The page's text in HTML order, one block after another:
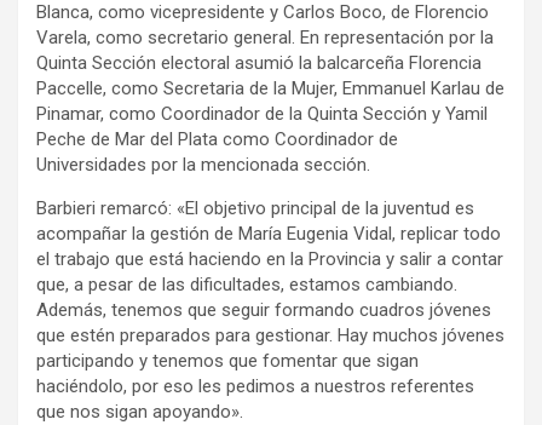
Blanca, como vicepresidente y Carlos Boco, de Florencio
Varela, como secretario general. En representación por la
Quinta Sección electoral asumió la balcarceña Florencia
Paccelle, como Secretaria de la Mujer, Emmanuel Karlau de
Pinamar, como Coordinador de la Quinta Sección y Yamil
Peche de Mar del Plata como Coordinador de
Universidades por la mencionada sección.
Barbieri remarcó: «El objetivo principal de la juventud es
acompañar la gestión de María Eugenia Vidal, replicar todo
el trabajo que está haciendo en la Provincia y salir a contar
que, a pesar de las dificultades, estamos cambiando.
Además, tenemos que seguir formando cuadros jóvenes
que estén preparados para gestionar. Hay muchos jóvenes
participando y tenemos que fomentar que sigan
haciéndolo, por eso les pedimos a nuestros referentes
que nos sigan apoyando».